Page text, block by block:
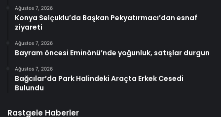
Ağustos 7, 2026
Konya Selçuklu’da Başkan Pekyatırmacı’dan esnaf
ziyareti
Ağustos 7, 2026
Bayram öncesi Eminönü’nde yoğunluk, satışlar durgun
Ağustos 7, 2026
Bağcılar’da Park Halindeki Araçta Erkek Cesedi
Bulundu
Rastgele Haberler